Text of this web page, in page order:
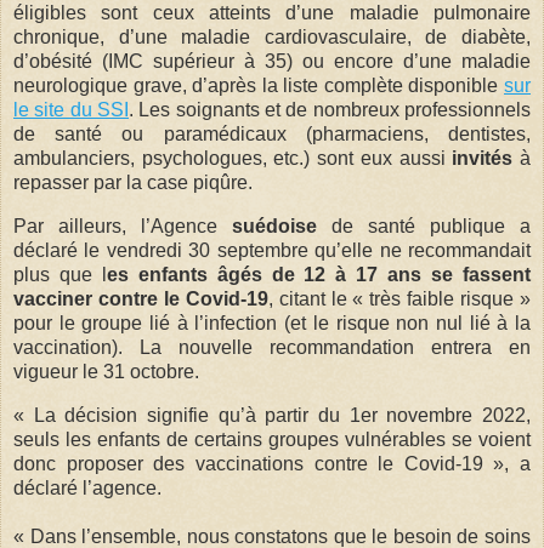
éligibles sont ceux atteints d’une maladie pulmonaire
chronique, d’une maladie cardiovasculaire, de diabète,
d’obésité (IMC supérieur à 35) ou encore d’une maladie
neurologique grave, d’après la liste complète disponible sur
le site du SSI . Les soignants et de nombreux professionnels
de santé ou paramédicaux (pharmaciens, dentistes,
ambulanciers, psychologues, etc.) sont eux aussi invitésà
repasser par la case piqûre.
Par ailleurs, l’Agence suédoise de santé publique a
déclaré le vendredi 30 septembre qu’elle ne recommandait
plus que l es enfants âgés de 12 à 17 ans se fassent
vacciner contre le Covid-19, citant le « très faible risque »
pour le groupe lié à l’infection (et le risque non nul lié à la
vaccination). La nouvelle recommandation entrera en
vigueur le 31 octobre.
« La décision signifie qu’à partir du 1er novembre 2022,
seuls les enfants de certains groupes vulnérables se voient
donc proposer des vaccinations contre le Covid-19 », a
déclaré l’agence.
« Dans l’ensemble, nous constatons que le besoin de soins